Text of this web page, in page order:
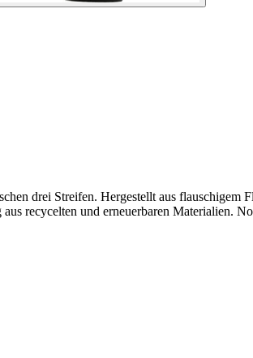
drei Streifen. Hergestellt aus flauschigem
recycelten und erneuerbaren Materialien.